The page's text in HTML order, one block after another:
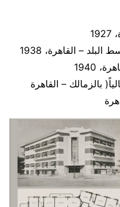
– القاهرة، 1938
1940
بالزمالك – القاهرة